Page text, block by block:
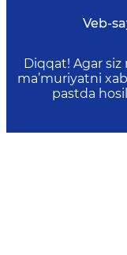
Veb-
Diqqat! Agar
ma’muriyatni
pastda